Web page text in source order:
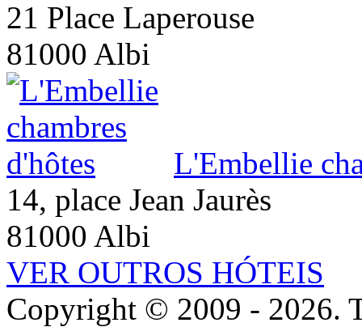
21 Place Laperouse
81000 Albi
L'Embellie
14, place Jean Jaurès
81000 Albi
VER OUTROS HÓTEIS
Copyright © 2009 - 2026.